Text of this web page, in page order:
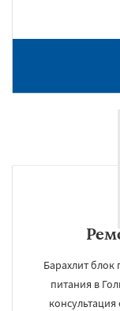
Барахлит
питания в